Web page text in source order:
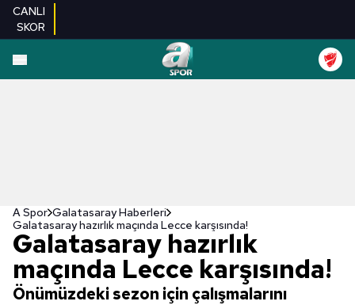
CANLI
SKOR
A Spor Galatasaray Haberleri
Galatasaray hazırlık maçında Lecce karşısında!
Galatasaray hazırlık
maçında Lecce karşısında!
Önümüzdeki sezon için çalışmalarını